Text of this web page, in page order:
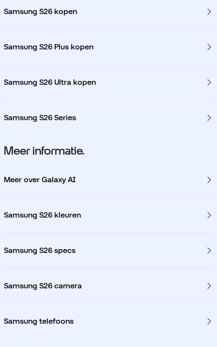
Samsung S26 kopen
Samsung S26 Plus kopen
Samsung S26 Ultra kopen
Samsung S26 Series
Meer informatie.
Meer over Galaxy AI
Samsung S26 kleuren
Samsung S26 specs
Samsung S26 camera
Samsung telefoons